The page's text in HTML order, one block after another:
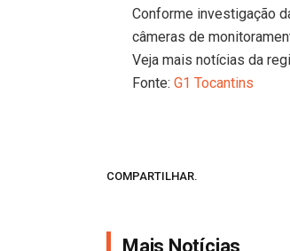
Conforme investigação
câmeras de
Veja mais notícias da
Fonte:G1 Tocantins
COMPARTILHAR.
Mais Notícias